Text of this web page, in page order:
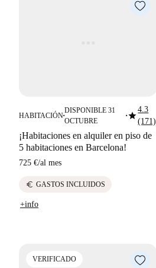
HABITACIÓN■
DISPONIBLE 31
OCTUBRE
■star4.3
(171)
¡Habitaciones en alquiler en piso de
5 habitaciones en Barcelona!
725 €/al mes
euro GASTOS INCLUIDOS
+info
VERIFICADO